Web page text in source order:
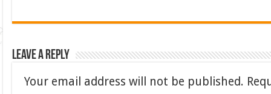
Leave a Reply
Your email address will not be published.